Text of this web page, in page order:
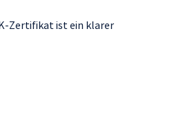
Zertifikat ist ein klarer